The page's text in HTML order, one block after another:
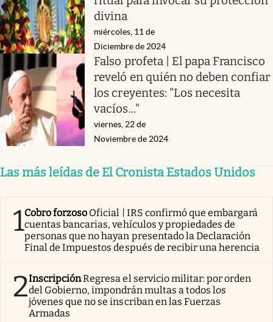
divina
miércoles, 11 de
Diciembre de 2024
Falso profeta | El papa Francisco
reveló en quién no deben confiar
los creyentes: "Los necesita
vacíos..."
viernes, 22 de
Noviembre de 2024
Las más leídas de El Cronista Estados Unidos
1Cobro forzoso Oficial | IRS confirmó que embargará
cuentas bancarias, vehículos y propiedades de
personas que no hayan presentado la Declaración
Final de Impuestos después de recibir una herencia
2InscripciónRegresa el servicio militar: por orden
del Gobierno, impondrán multas a todos los
jóvenes que no se inscriban en las Fuerzas
Armadas